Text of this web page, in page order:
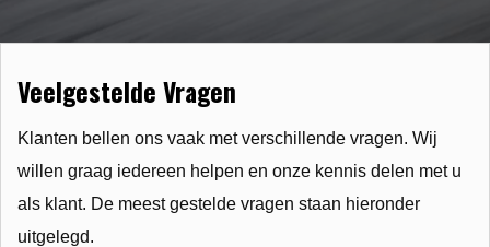
Veelgestelde Vragen
Klanten bellen ons vaak met verschillende vragen. Wij
willen graag iedereen helpen en onze kennis delen met u
als klant. De meest gestelde vragen staan hieronder
uitgelegd.